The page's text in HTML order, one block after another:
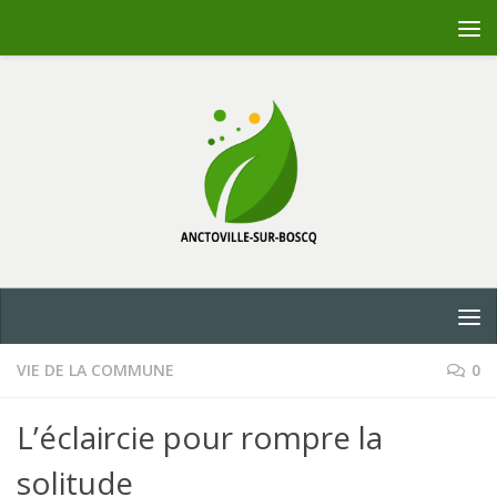
VIE DE LA COMMUNE 0
L’éclaircie pour rompre la
solitude